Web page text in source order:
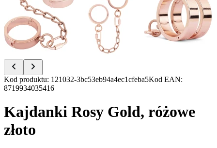
Item
1
9
Kod produktu: 121032-3bc53eb94a4ec1cfeba5Kod EAN:
8719934035416
Kajdanki Rosy Gold, różowe
złoto